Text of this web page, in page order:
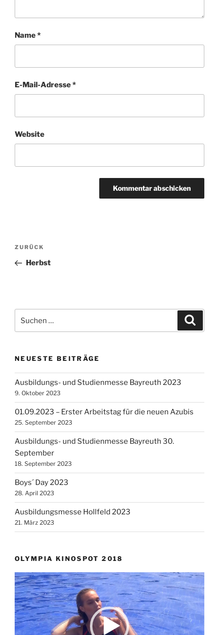
Name*
E-Mail-Adresse*
Website
Beitragsnavigation
Vorheriger
Beitrag
ZURÜCK
Herbst
nach:
NEUESTE BEITRÄGE
Ausbildungs- und Studienmesse Bayreuth 2023
9. Oktober 2023
01.09.2023 – Erster Arbeitstag für die neuen Azubis
25. September 2023
Ausbildungs- und Studienmesse Bayreuth 30.
September
18. September 2023
Boys´ Day 2023
28. April 2023
Ausbildungsmesse Hollfeld 2023
21. März 2023
OLYMPIA KINOSPOT 2018
Video-
Player